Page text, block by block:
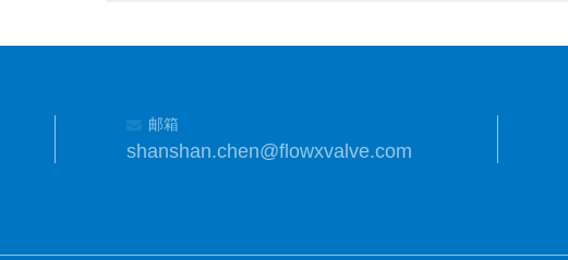
邮箱
shanshan.chen@flowxvalve.com